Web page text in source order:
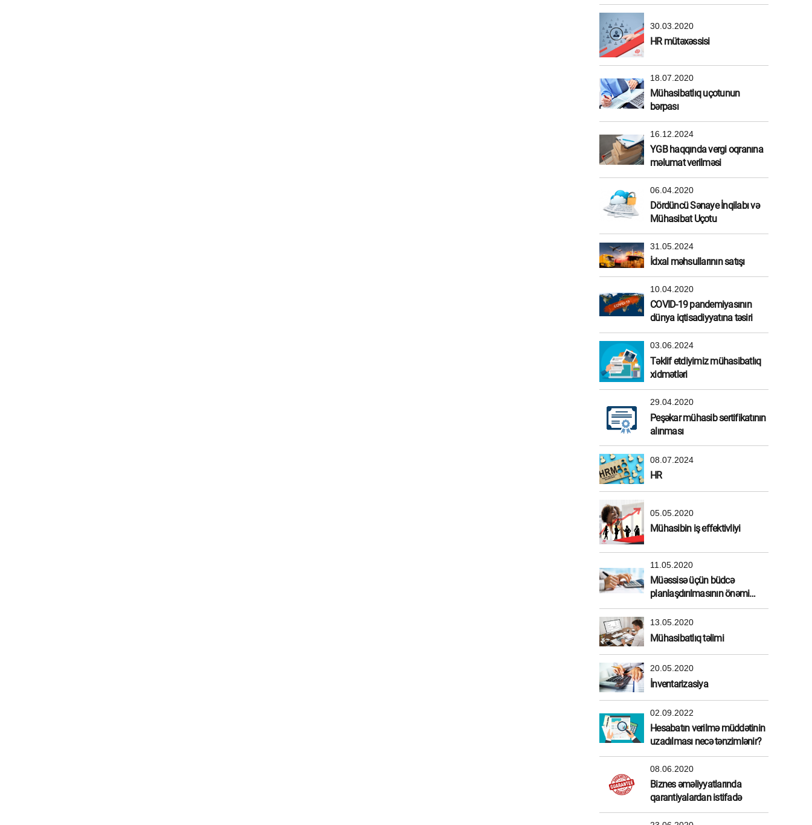
30.03.2020
HR mütəxəssisi
18.07.2020
Mühasibatlıq uçotunun
bərpası
16.12.2024
YGB haqqında vergi oqranına
məlumat verilməsi
06.04.2020
Dördüncü Sənaye İnqilabı və
Mühasibat Uçotu
31.05.2024
İdxal məhsullarının satışı
10.04.2020
COVID-19 pandemiyasının
dünya iqtisadiyyatına təsiri
03.06.2024
Təklif etdiyimiz mühasibatlıq
xidmətləri
29.04.2020
Peşəkar mühasib sertifikatının
alınması
08.07.2024
HR
05.05.2020
Mühasibin iş effektivliyi
11.05.2020
Müəssisə üçün büdcə
planlaşdırılmasının önəmi
nədir?
13.05.2020
Mühasibatlıq təlimi
20.05.2020
İnventarizasiya
02.09.2022
Hesabatın verilmə müddətinin
uzadılması necə tənzimlənir?
08.06.2020
Biznes əməliyyatlarında
qarantiyalardan istifadə